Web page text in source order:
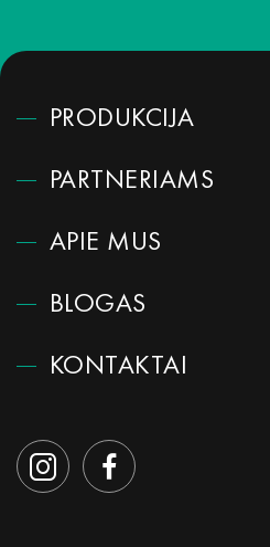
PRODUKCIJA
PARTNERIAMS
APIE MUS
BLOGAS
KONTAKTAI